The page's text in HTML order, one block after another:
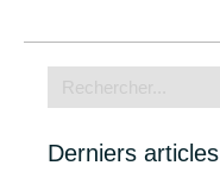
Derniers articles